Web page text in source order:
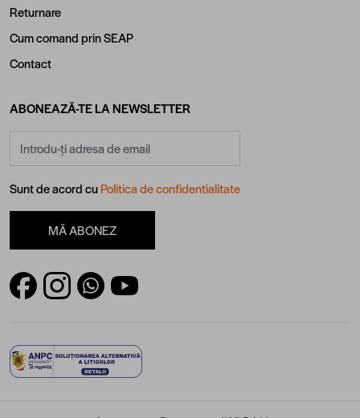
Returnare
Cum comand prin SEAP
Contact
ABONEAZĂ-TE LA NEWSLETTER
Sunt de acord cuPolitica de confidentialitate
MĂ ABONEZ